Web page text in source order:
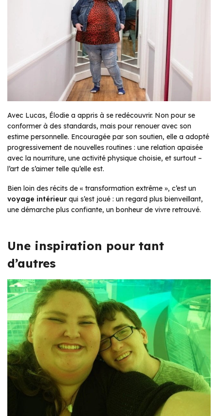
Avec Lucas, Élodie a appris à se redécouvrir. Non pour se
conformer à des standards, mais pour renouer avec son
estime personnelle. Encouragée par son soutien, elle a adopté
progressivement de nouvelles routines : une relation apaisée
avec la nourriture, une activité physique choisie, et surtout –
l’art de s’aimer telle qu’elle est.
Bien loin des récits de « transformation extrême », c’est un
voyage intérieur qui s’est joué : un regard plus bienveillant,
une démarche plus confiante, un bonheur de vivre retrouvé.
Une inspiration pour tant
d’autres